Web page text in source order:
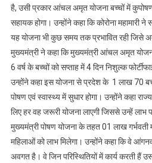
है, उसी प्रकार आंचल अमृत योजना बच्चों में
सहायक होगा। उन्होंने कहा कि कोरोना महामारी ने
यह योजना भी कुछ समय तक प्रभावित रही जिसे
मुख्यमंत्री ने कहा कि मुख्यमंत्री आंचल अमृत
6 वर्ष के बच्चों को सप्ताह में 4 दिन निशुल्क
उन्होंने कहा इस योजना से प्रदेश के 1 लाख 70
पोषण एवं स्वास्थ्य में सुधार होगा। उन्होंने कहा
लिए हर वह जरूरी योजना लाएगी जिससे उन्हें लाभ
मुख्यमंत्री पोषण योजना के तहत 01 लाख गर्भवती
महिलाओं को लाभ मिलेगा। उन्होंने कहा कि वे
अवगत है। वे जिन परिस्थितियों में कार्य करती हैं